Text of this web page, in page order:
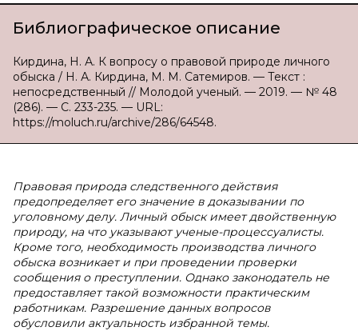
Библиографическое описание
Кирдина, Н. А. К вопросу о правовой природе личного
обыска / Н. А. Кирдина, М. М. Сатемиров. — Текст :
непосредственный // Молодой ученый. — 2019. — № 48
(286). — С. 233-235. — URL:
https://moluch.ru/archive/286/64548.
Правовая природа следственного действия
предопределяет его значение в доказывании по
уголовному делу. Личный обыск имеет двойственную
природу, на что указывают ученые-процессуалисты.
Кроме того, необходимость производства личного
обыска возникает и при проведении проверки
сообщения о преступлении. Однако законодатель не
предоставляет такой возможности практическим
работникам. Разрешение данных вопросов
обусловили актуальность избранной темы.